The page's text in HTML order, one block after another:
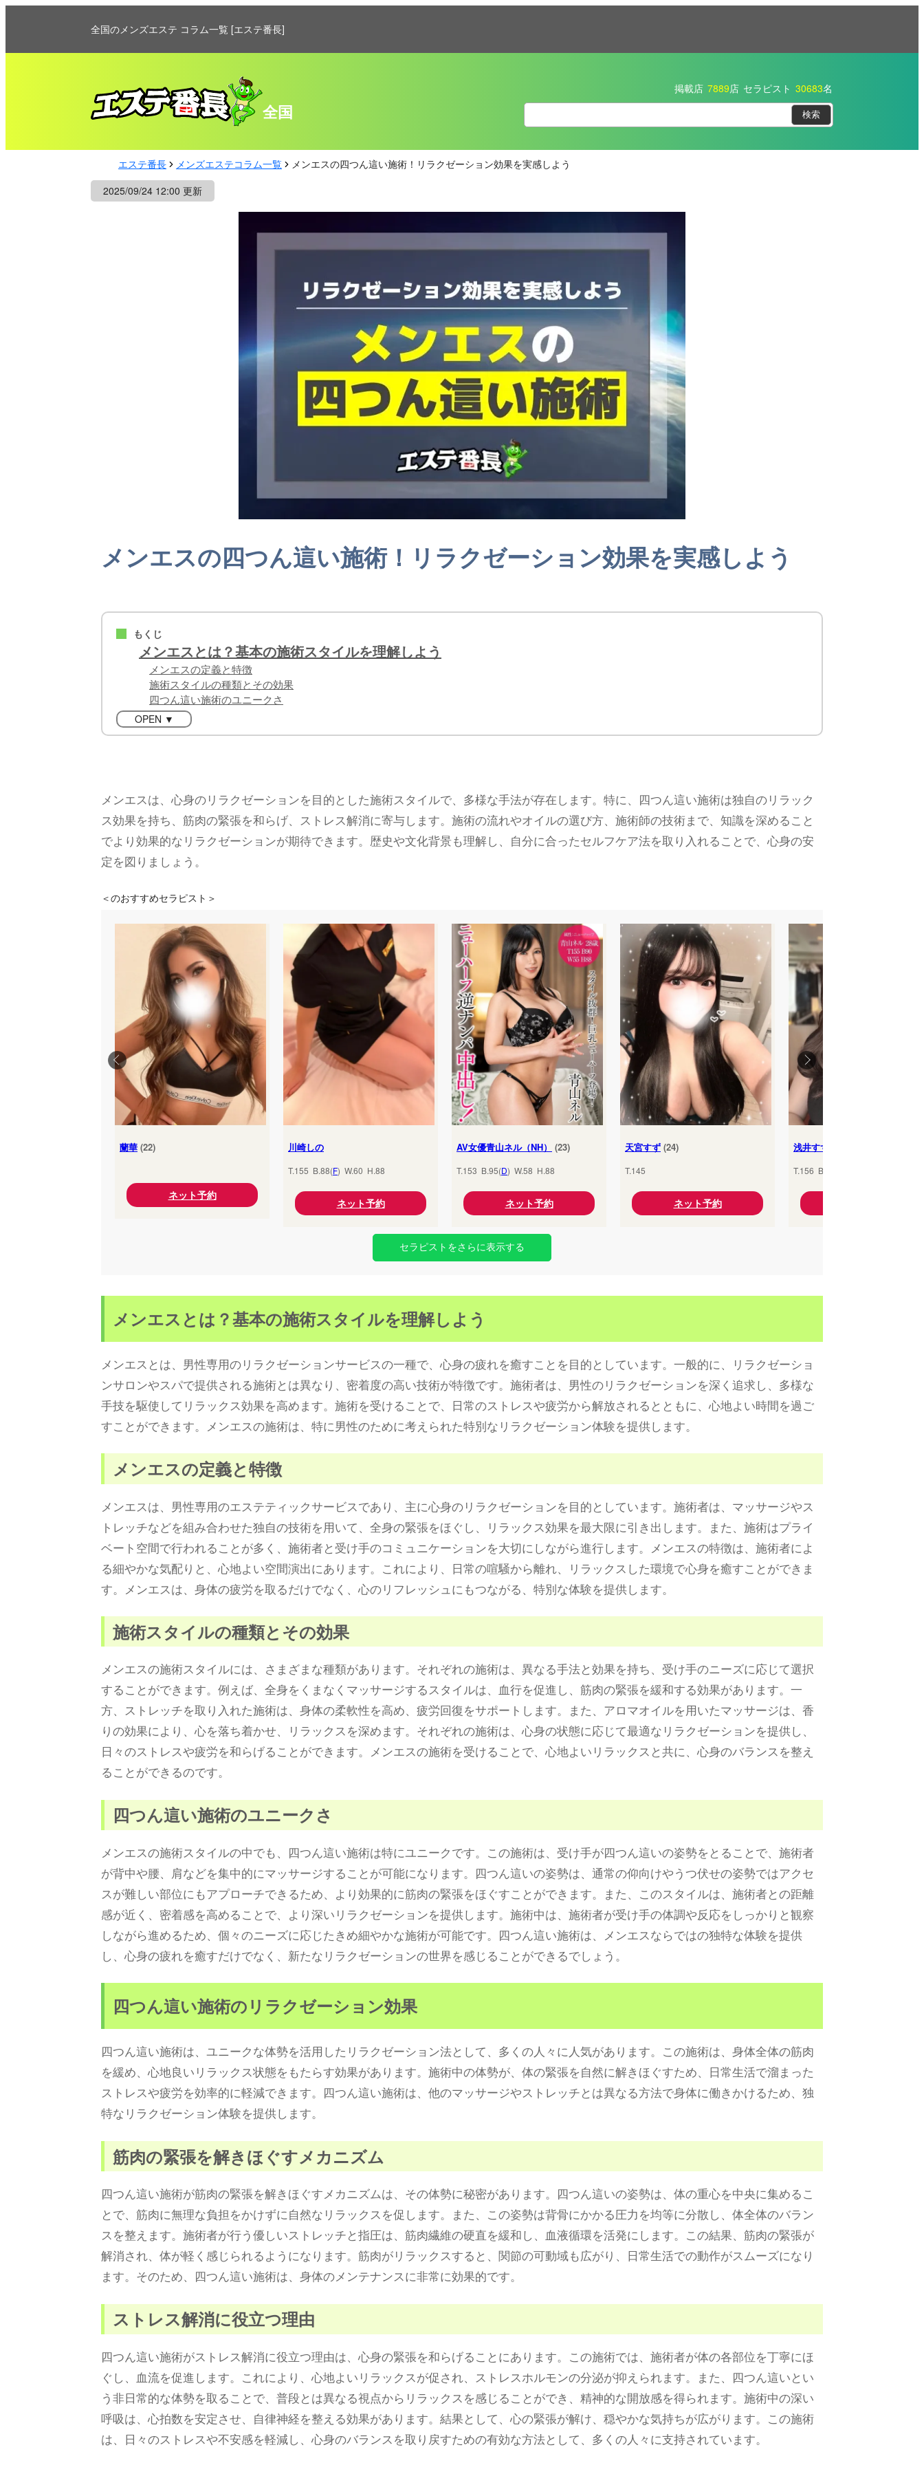
全国のメンズエステ コラム一覧 [エステ番長]
全国
掲載店 7889店 セラピスト 30683名
エステ番長 メンズエステコラム一覧
メンエスの四つん這い施術！リラクゼーション効果を実感しよう
2025/09/24 12:00 更新
メンエスの四つん這い施術！リラクゼーション効果を実感しよう
■ もくじ
メンエスとは？基本の施術スタイルを理解しよう
メンエスの定義と特徴
施術スタイルの種類とその効果
四つん這い施術のユニークさ
OPEN ▼
メンエスは、心身のリラクゼーションを目的とした施術スタイルで、多様な手法が存在します。特に、四つん這い施術は独自のリラック
ス効果を持ち、筋肉の緊張を和らげ、ストレス解消に寄与します。施術の流れやオイルの選び方、施術師の技術まで、知識を深めること
でより効果的なリラクゼーションが期待できます。歴史や文化背景も理解し、自分に合ったセルフケア法を取り入れることで、心身の安
定を図りましょう。
＜のおすすめセラピスト＞
蘭華 (22)
ネット予約
川崎しの
T.155 B.88(F) W.60 H.88
ネット予約
AV女優青山ネル（NH） (23)
T.153 B.95(D) W.58 H.88
ネット予約
天宮すず (24)
T.145
ネット予約
浅井すず
T.156 B.85(
セラピストをさらに表示する
メンエスとは？基本の施術スタイルを理解しよう
メンエスとは、男性専用のリラクゼーションサービスの一種で、心身の疲れを癒すことを目的としています。一般的に、リラクゼーショ
ンサロンやスパで提供される施術とは異なり、密着度の高い技術が特徴です。施術者は、男性のリラクゼーションを深く追求し、多様な
手技を駆使してリラックス効果を高めます。施術を受けることで、日常のストレスや疲労から解放されるとともに、心地よい時間を過ご
すことができます。メンエスの施術は、特に男性のために考えられた特別なリラクゼーション体験を提供します。
メンエスの定義と特徴
メンエスは、男性専用のエステティックサービスであり、主に心身のリラクゼーションを目的としています。施術者は、マッサージやス
トレッチなどを組み合わせた独自の技術を用いて、全身の緊張をほぐし、リラックス効果を最大限に引き出します。また、施術はプライ
ベート空間で行われることが多く、施術者と受け手のコミュニケーションを大切にしながら進行します。メンエスの特徴は、施術者によ
る細やかな気配りと、心地よい空間演出にあります。これにより、日常の喧騒から離れ、リラックスした環境で心身を癒すことができま
す。メンエスは、身体の疲労を取るだけでなく、心のリフレッシュにもつながる、特別な体験を提供します。
施術スタイルの種類とその効果
メンエスの施術スタイルには、さまざまな種類があります。それぞれの施術は、異なる手法と効果を持ち、受け手のニーズに応じて選択
することができます。例えば、全身をくまなくマッサージするスタイルは、血行を促進し、筋肉の緊張を緩和する効果があります。一
方、ストレッチを取り入れた施術は、身体の柔軟性を高め、疲労回復をサポートします。また、アロマオイルを用いたマッサージは、香
りの効果により、心を落ち着かせ、リラックスを深めます。それぞれの施術は、心身の状態に応じて最適なリラクゼーションを提供し、
日々のストレスや疲労を和らげることができます。メンエスの施術を受けることで、心地よいリラックスと共に、心身のバランスを整え
ることができるのです。
四つん這い施術のユニークさ
メンエスの施術スタイルの中でも、四つん這い施術は特にユニークです。この施術は、受け手が四つん這いの姿勢をとることで、施術者
が背中や腰、肩などを集中的にマッサージすることが可能になります。四つん這いの姿勢は、通常の仰向けやうつ伏せの姿勢ではアクセ
スが難しい部位にもアプローチできるため、より効果的に筋肉の緊張をほぐすことができます。また、このスタイルは、施術者との距離
感が近く、密着感を高めることで、より深いリラクゼーションを提供します。施術中は、施術者が受け手の体調や反応をしっかりと観察
しながら進めるため、個々のニーズに応じたきめ細やかな施術が可能です。四つん這い施術は、メンエスならではの独特な体験を提供
し、心身の疲れを癒すだけでなく、新たなリラクゼーションの世界を感じることができるでしょう。
四つん這い施術のリラクゼーション効果
四つん這い施術は、ユニークな体勢を活用したリラクゼーション法として、多くの人々に人気があります。この施術は、身体全体の筋肉
を緩め、心地良いリラックス状態をもたらす効果があります。施術中の体勢が、体の緊張を自然に解きほぐすため、日常生活で溜まった
ストレスや疲労を効率的に軽減できます。四つん這い施術は、他のマッサージやストレッチとは異なる方法で身体に働きかけるため、独
特なリラクゼーション体験を提供します。
筋肉の緊張を解きほぐすメカニズム
四つん這い施術が筋肉の緊張を解きほぐすメカニズムは、その体勢に秘密があります。四つん這いの姿勢は、体の重心を中央に集めるこ
とで、筋肉に無理な負担をかけずに自然なリラックスを促します。また、この姿勢は背骨にかかる圧力を均等に分散し、体全体のバラン
スを整えます。施術者が行う優しいストレッチと指圧は、筋肉繊維の硬直を緩和し、血液循環を活発にします。この結果、筋肉の緊張が
解消され、体が軽く感じられるようになります。筋肉がリラックスすると、関節の可動域も広がり、日常生活での動作がスムーズになり
ます。そのため、四つん這い施術は、身体のメンテナンスに非常に効果的です。
ストレス解消に役立つ理由
四つん這い施術がストレス解消に役立つ理由は、心身の緊張を和らげることにあります。この施術では、施術者が体の各部位を丁寧にほ
ぐし、血流を促進します。これにより、心地よいリラックスが促され、ストレスホルモンの分泌が抑えられます。また、四つん這いとい
う非日常的な体勢を取ることで、普段とは異なる視点からリラックスを感じることができ、精神的な開放感を得られます。施術中の深い
呼吸は、心拍数を安定させ、自律神経を整える効果があります。結果として、心の緊張が解け、穏やかな気持ちが広がります。この施術
は、日々のストレスや不安感を軽減し、心身のバランスを取り戻すための有効な方法として、多くの人々に支持されています。